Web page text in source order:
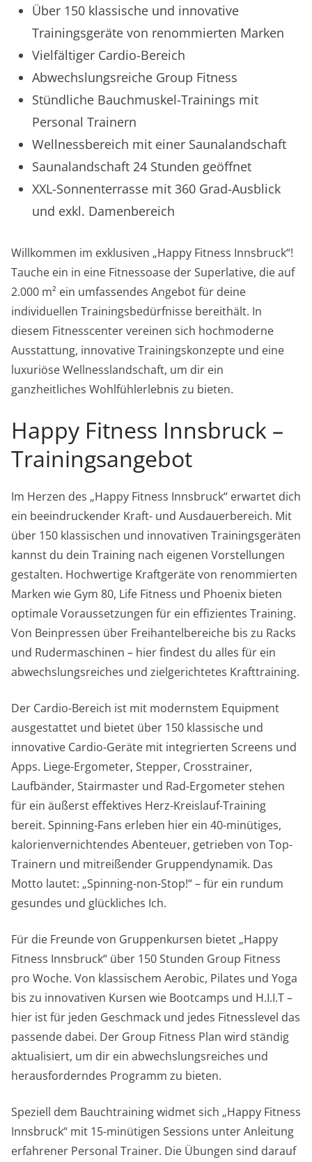
Über 150 klassische und innovative
Trainingsgeräte von renommierten Marken
Vielfältiger Cardio-Bereich
Abwechslungsreiche Group Fitness
Stündliche Bauchmuskel-Trainings mit
Personal Trainern
Wellnessbereich mit einer Saunalandschaft
Saunalandschaft 24 Stunden geöffnet
XXL-Sonnenterrasse mit 360 Grad-Ausblick
und exkl. Damenbereich
Willkommen im exklusiven „Happy Fitness Innsbruck“!
Tauche ein in eine Fitnessoase der Superlative, die auf
2.000 m² ein umfassendes Angebot für deine
individuellen Trainingsbedürfnisse bereithält. In
diesem Fitnesscenter vereinen sich hochmoderne
Ausstattung, innovative Trainingskonzepte und eine
luxuriöse Wellnesslandschaft, um dir ein
ganzheitliches Wohlfühlerlebnis zu bieten.
Happy Fitness Innsbruck –
Trainingsangebot
Im Herzen des „Happy Fitness Innsbruck“ erwartet dich
ein beeindruckender Kraft- und Ausdauerbereich. Mit
über 150 klassischen und innovativen Trainingsgeräten
kannst du dein Training nach eigenen Vorstellungen
gestalten. Hochwertige Kraftgeräte von renommierten
Marken wie Gym 80, Life Fitness und Phoenix bieten
optimale Voraussetzungen für ein effizientes Training.
Von Beinpressen über Freihantelbereiche bis zu Racks
und Rudermaschinen – hier findest du alles für ein
abwechslungsreiches und zielgerichtetes Krafttraining.
Der Cardio-Bereich ist mit modernstem Equipment
ausgestattet und bietet über 150 klassische und
innovative Cardio-Geräte mit integrierten Screens und
Apps. Liege-Ergometer, Stepper, Crosstrainer,
Laufbänder, Stairmaster und Rad-Ergometer stehen
für ein äußerst effektives Herz-Kreislauf-Training
bereit. Spinning-Fans erleben hier ein 40-minütiges,
kalorienvernichtendes Abenteuer, getrieben von Top-
Trainern und mitreißender Gruppendynamik. Das
Motto lautet: „Spinning-non-Stop!“ – für ein rundum
gesundes und glückliches Ich.
Für die Freunde von Gruppenkursen bietet „Happy
Fitness Innsbruck“ über 150 Stunden Group Fitness
pro Woche. Von klassischem Aerobic, Pilates und Yoga
bis zu innovativen Kursen wie Bootcamps und H.I.I.T –
hier ist für jeden Geschmack und jedes Fitnesslevel das
passende dabei. Der Group Fitness Plan wird ständig
aktualisiert, um dir ein abwechslungsreiches und
herausforderndes Programm zu bieten.
Speziell dem Bauchtraining widmet sich „Happy Fitness
Innsbruck“ mit 15-minütigen Sessions unter Anleitung
erfahrener Personal Trainer. Die Übungen sind darauf